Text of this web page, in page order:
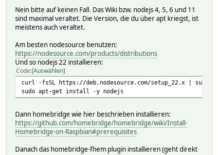
Nein bitte auf keinen Fall. Das Wiki bzw. nodejs 4, 5, 6 und 11
sind maximal veraltet. Die Version, die du über apt kriegst, ist
meistens auch veraltet.
Am besten nodesource benutzen:
https://nodesource.com/products/distributions
Und so nodejs 22 installieren:
Code Auswählen
curl -fsSL https://deb.nodesource.com/setup_22.x | sudo -
sudo apt-get install -y nodejs
Dann homebridge wie hier beschrieben installieren:
https://github.com/homebridge/homebridge/wiki/Install-
Homebridge-on-Raspbian#prerequisites
Danach das homebridge-fhem plugin installieren (geht direkt